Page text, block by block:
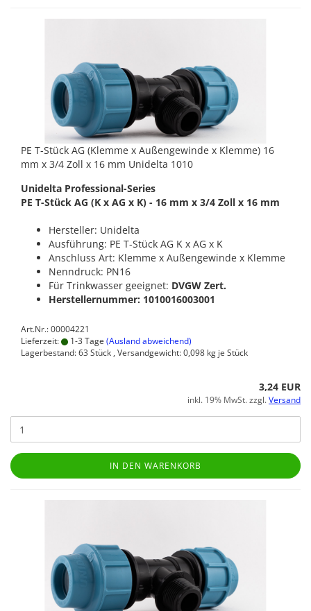
PE T-Stück AG (Klemme x Außengewinde x Klemme) 16
mm x 3/4 Zoll x 16 mm Unidelta 1010
Unidelta Professional-Series
PE T-Stück AG (K x AG x K) - 16 mm x 3/4 Zoll x 16 mm
Hersteller: Unidelta
Ausführung: PE T-Stück AG K x AG x K
Anschluss Art: Klemme x Außengewinde x Klemme
Nenndruck: PN16
Für Trinkwasser geeignet: DVGW Zert.
Herstellernummer: 1010016003001
Art.Nr.: 00004221
Lieferzeit:
1-3 Tage (Ausland abweichend)
Lagerbestand: 63 Stück , Versandgewicht:0,098 kg je Stück
3,24 EUR
inkl. 19% MwSt. zzgl.Versand
IN DEN WARENKORB